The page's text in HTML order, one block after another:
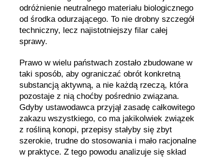
odróżnienie neutralnego materiału biologicznego
od środka odurzającego. To nie drobny szczegół
techniczny, lecz najistotniejszy filar całej
sprawy.
Prawo w wielu państwach zostało zbudowane w
taki sposób, aby ograniczać obrót konkretną
substancją aktywną, a nie każdą rzeczą, która
pozostaje z nią choćby pośrednio związana.
Gdyby ustawodawca przyjął zasadę całkowitego
zakazu wszystkiego, co ma jakikolwiek związek
z rośliną konopi, przepisy stałyby się zbyt
szerokie, trudne do stosowania i mało racjonalne
w praktyce. Z tego powodu analizuje się skład